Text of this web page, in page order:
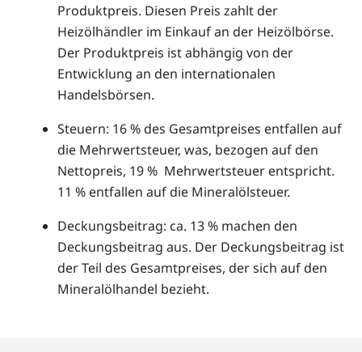
Produktpreis. Diesen Preis zahlt der
Heizölhändler im Einkauf an der Heizölbörse.
Der Produktpreis ist abhängig von der
Entwicklung an den internationalen
Handelsbörsen.
Steuern: 16 % des Gesamtpreises entfallen auf
die Mehrwertsteuer, was, bezogen auf den
Nettopreis, 19 % Mehrwertsteuer entspricht.
11 % entfallen auf die Mineralölsteuer.
Deckungsbeitrag: ca. 13 % machen den
Deckungsbeitrag aus. Der Deckungsbeitrag ist
der Teil des Gesamtpreises, der sich auf den
Mineralölhandel bezieht.